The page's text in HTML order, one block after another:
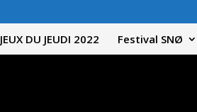
JEUX DU JEUDI 2022 Festival SNØ